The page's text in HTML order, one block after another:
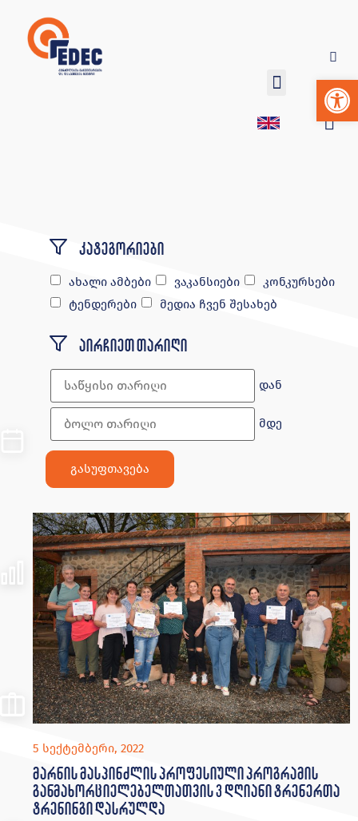
5 სექტემბერი, 2022
მარნის მასპინძლის პროფესიული პროგრამის
განმახორციელებელთათვის 3 დღიანი ტრენერთა
ტრენინგი დასრულდა
კატეგორიები
ახალი ამბები ვაკანსიები
კონკურსები
ტენდერები
მედია ჩვენ შესახებ
აირჩიეთ თარიღი
დან
მდე